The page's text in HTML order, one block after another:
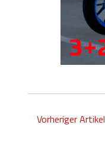
Vorheriger Artikel